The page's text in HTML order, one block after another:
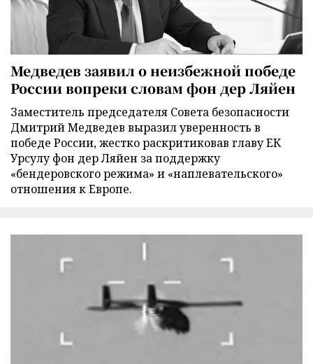
Медведев заявил о неизбежной победе
России вопреки словам фон дер Ляйен
Заместитель председателя Совета безопасности
Дмитрий Медведев выразил уверенность в
победе России, жестко раскритиковав главу ЕК
Урсулу фон дер Ляйен за поддержку
«бендеровского режима» и «наплевательского»
отношения к Европе.